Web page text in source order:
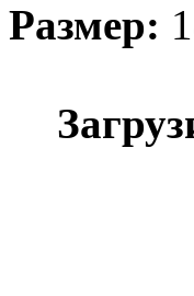
Размер: